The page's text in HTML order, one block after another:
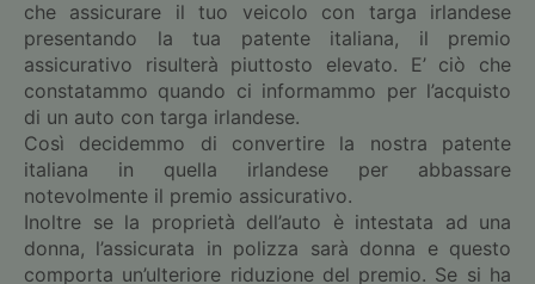
che assicurare il tuo veicolo con targa irlandese
presentando la tua patente italiana, il premio
assicurativo risulterà piuttosto elevato. E’ ciò che
constatammo quando ci informammo per l’acquisto
di un auto con targa irlandese.
Così decidemmo di convertire la nostra patente
italiana in quella irlandese per abbassare
notevolmente il premio assicurativo.
Inoltre se la proprietà dell’auto è intestata ad una
donna, l’assicurata in polizza sarà donna e questo
comporta un’ulteriore riduzione del premio. Se si ha